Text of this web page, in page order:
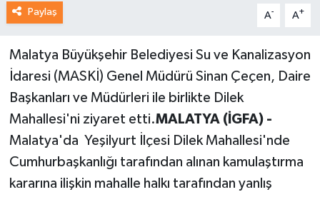
Paylaş A- A+
Malatya Büyükşehir Belediyesi Su ve Kanalizasyon
İdaresi (MASKİ) Genel Müdürü Sinan Çeçen, Daire
Başkanları ve Müdürleri ile birlikte Dilek
Mahallesi'ni ziyaret etti.MALATYA (İGFA) -
Malatya'da Yeşilyurt İlçesi Dilek Mahallesi'nde
Cumhurbaşkanlığı tarafından alınan kamulaştırma
kararına ilişkin mahalle halkı tarafından yanlış